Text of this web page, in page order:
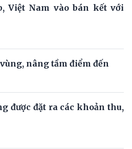
Việt Nam vào bán kết với
nâng tầm điểm đến
được đặt ra các khoản thu,